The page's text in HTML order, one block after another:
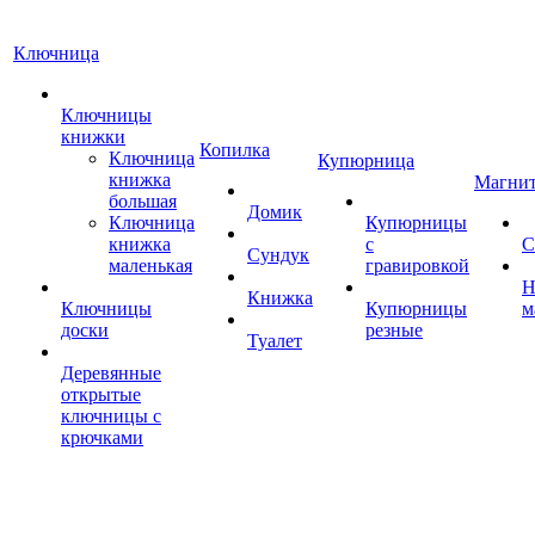
Ключница
Ключницы
книжки
Ключница
книжка
большая
Ключница
книжка
маленькая
Ключницы
доски
Деревянные
открытые
ключницы с
крючками
Копилка
Домик
Сундук
Книжка
Туалет
Купюрница
Купюрницы
с
гравировкой
Купюрницы
резные